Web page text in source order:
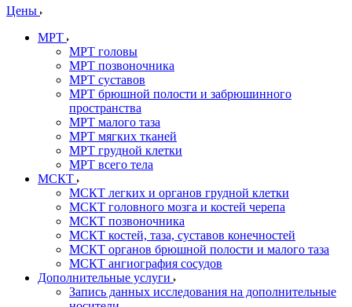
Цены
МРТ
МРТ головы
МРТ позвоночника
МРТ суставов
МРТ брюшной полости и забрюшинного
пространства
МРТ малого таза
МРТ мягких тканей
МРТ грудной клетки
МРТ всего тела
МСКТ
МСКТ легких и органов грудной клетки
МСКТ головного мозга и костей черепа
МСКТ позвоночника
МСКТ костей, таза, суставов конечностей
МСКТ органов брюшной полости и малого таза
МСКТ ангиография сосудов
Дополнительные услуги
Запись данных исследования на дополнительные